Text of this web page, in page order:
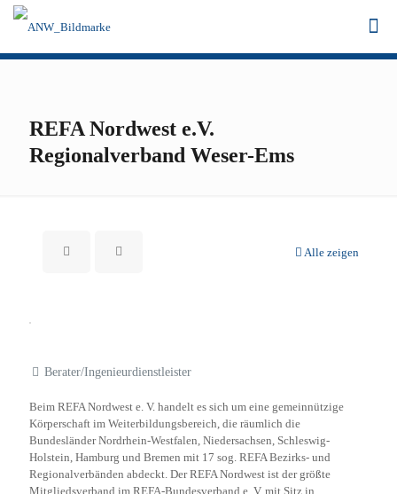
REFA Nordwest e.V.
Regionalverband Weser-Ems
Alle zeigen
Berater/Ingenieurdienstleister
Beim REFA Nordwest e. V. handelt es sich um eine gemeinnützige
Körperschaft im Weiterbildungsbereich, die räumlich die
Bundesländer Nordrhein-Westfalen, Niedersachsen, Schleswig-
Holstein, Hamburg und Bremen mit 17 sog. REFA Bezirks- und
Regionalverbänden abdeckt. Der REFA Nordwest ist der größte
Mitgliedsverband im REFA-Bundesverband e. V. mit Sitz in